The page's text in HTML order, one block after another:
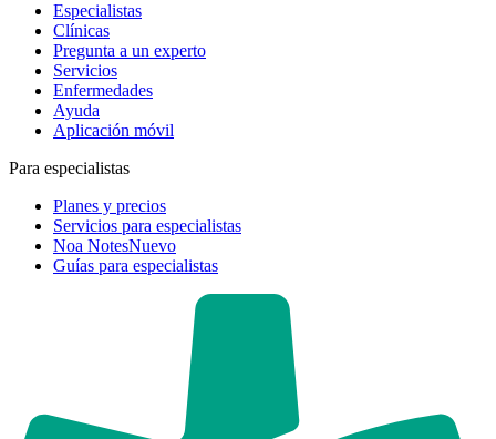
Especialistas
Clínicas
Pregunta a un experto
Servicios
Enfermedades
Ayuda
Aplicación móvil
Para especialistas
Planes y precios
Servicios para especialistas
Noa NotesNuevo
Guías para especialistas